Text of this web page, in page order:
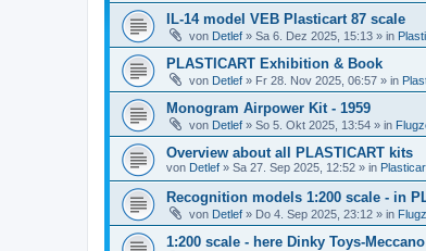
IL-14 model VEB Plasticart 87 scale
von Detlef » Sa 6. Dez 2025, 15:13 » in
PLASTICART Exhibition & Book
von Detlef » Fr 28. Nov 2025, 06:57 » in
Monogram Airpower Kit - 1959
von Detlef » So 5. Okt 2025, 13:54 » in
Overview about all PLASTICART kits
von Detlef » Sa 27. Sep 2025, 12:52 » in
Recognition models 1:200 scale - in
von Detlef » Do 4. Sep 2025, 23:12 » in
1:200 scale - here Dinky Toys-